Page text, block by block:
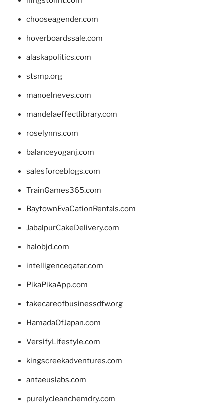
chooseagender.com
hoverboardssale.com
alaskapolitics.com
stsmp.org
manoelneves.com
mandelaeffectlibrary.com
roselynns.com
balanceyoganj.com
salesforceblogs.com
TrainGames365.com
BaytownEvaCationRentals.com
JabalpurCakeDelivery.com
halobjd.com
intelligenceqatar.com
PikaPikaApp.com
takecareofbusinessdfw.org
HamadaOfJapan.com
VersifyLifestyle.com
kingscreekadventures.com
antaeuslabs.com
purelycleanchemdry.com